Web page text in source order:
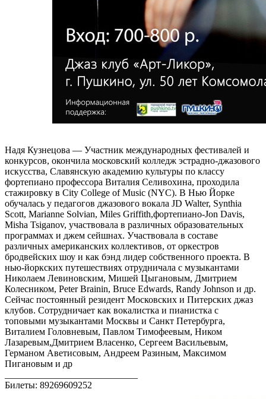
Надя Кузнецова — Участник международных фестивалей и
конкурсов, окончила московский колледж эстрадно-джазового
искусства, Славянскую академию культуры по классу
фортепиано профессора Виталия Селивохина, проходила
стажировку в City College of Music (NYC). В Нью Йорке
обучалась у педагогов джазового вокала JD Walter, Synthia
Scott, Marianne Solvian, Miles Griffith,фортепиано-Jon Davis,
Misha Tsiganov, участвовала в различных образовательных
программах и джем сейшнах. Участвовала в составе
различных американских коллективов, от оркестров
бродвейских шоу и как бэнд лидер собственного проекта. В
нью-йоркских путешествиях отрудничала с музыкантами
Николаем Левиновским, Мишей Цыгановым, Дмитрием
Колесником, Peter Brainin, Bruce Edwards, Randy Johnson и др.
Сейчас постоянный резидент Московских и Питерских джаз
клубов. Сотрудничает как вокалистка и пианистка с
топовыми музыкантами Москвы и Санкт Петербурга,
Виталием Головневым, Павлом Тимофеевым, Ником
Лазаревым,Дмитрием Власенко, Сергеем Васильевым,
Германом Аветисовым, Андреем Разиным, Максимом
Пигановым и др
Билеты: 89269609252